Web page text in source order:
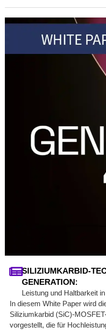
SILIZIUMKARBID-
GENERATION:
Leistung und Haltbarkeit
In diesem White Paper wird
Siliziumkarbid (SiC)-
vorgestellt, die für